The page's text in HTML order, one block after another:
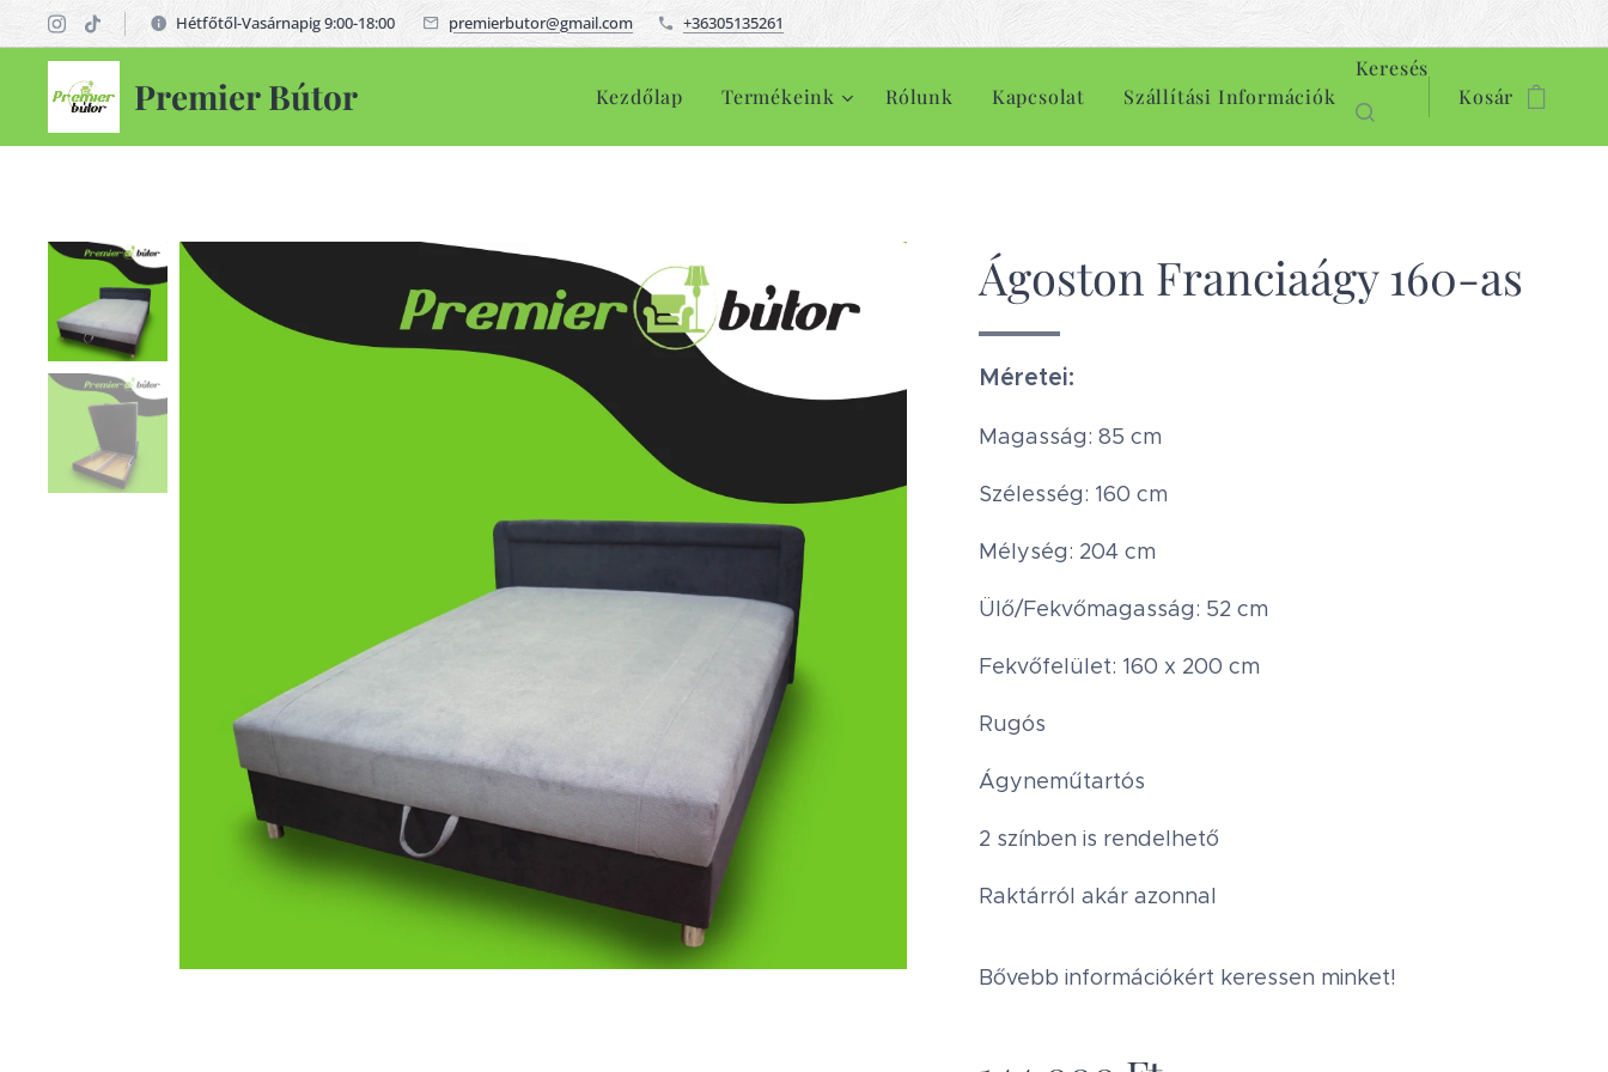
Hétfőtől-Vasárnapig 9:00-18:00 premierbutor@gmail.com +36305135261
Premier Bútor Kezdőlap Termékeink Rólunk Kapcsolat Szállítási Információk
Keresés
Kosár
Ágoston Franciaágy 160-as
Méretei:
Magasság: 85 cm
Szélesség: 160 cm
Mélység: 204 cm
Ülő/Fekvőmagasság: 52 cm
Fekvőfelület: 160 x 200 cm
Rugós
Ágyneműtartós
2 színben is rendelhető
Raktárról akár azonnal
Bővebb információkért keressen minket!